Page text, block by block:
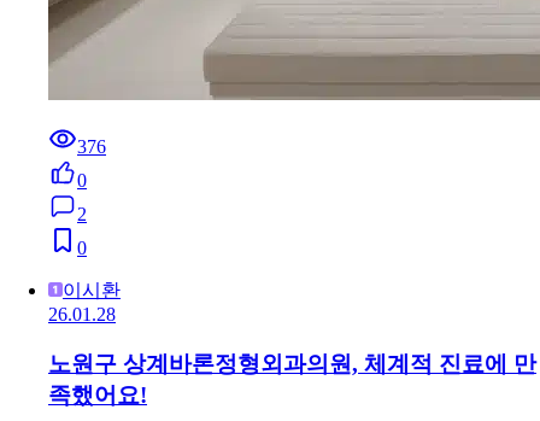
376
0
2
0
이시환
26.01.28
노원구 상계바론정형외과의원, 체계적 진료에 만
족했어요!